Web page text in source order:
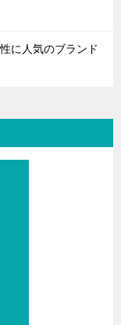
に人気のブランド